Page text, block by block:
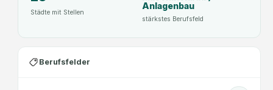
Städte mit Stellen
Anlagenbau
stärkstes Berufsfeld
Berufsfelder